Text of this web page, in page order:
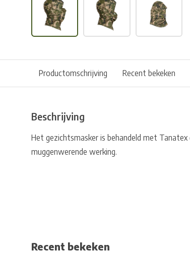
Productomschrijving Recent bekeken
Beschrijving
Het gezichtsmasker is behandeld met
muggenwerende werking.
Recent bekeken